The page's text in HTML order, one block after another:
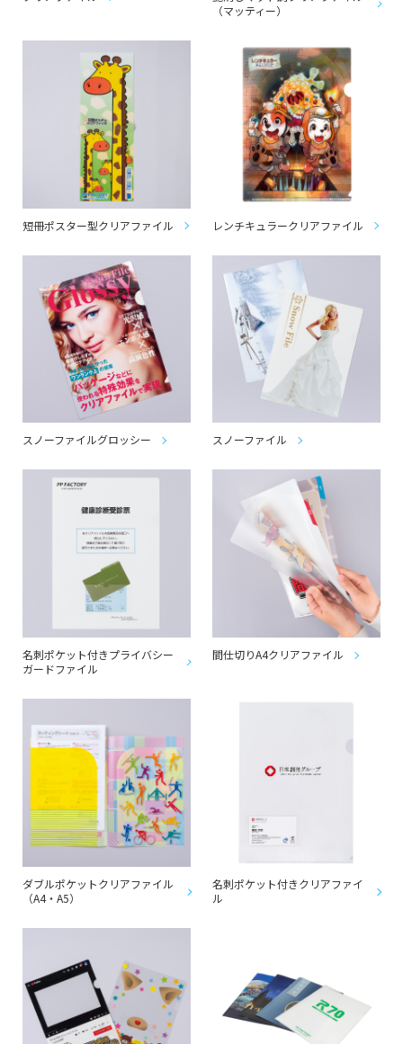
（マッティー）
短冊ポスター型クリアファイル レンチキュラークリアファイル
スノーファイルグロッシー スノーファイル
名刺ポケット付きプライバシー
ガードファイル
間仕切りA4クリアファイル
ダブルポケットクリアファイル
（A4・A5）
名刺ポケット付きクリアファイ
ル